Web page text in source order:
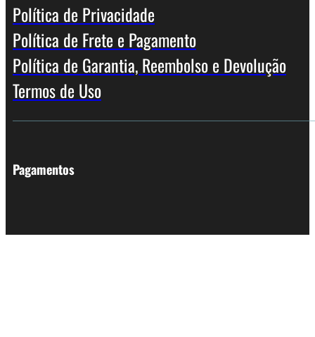
Política de Privacidade
Política de Frete e Pagamento
Política de Garantia, Reembolso e Devolução
Termos de Uso
Pagamentos